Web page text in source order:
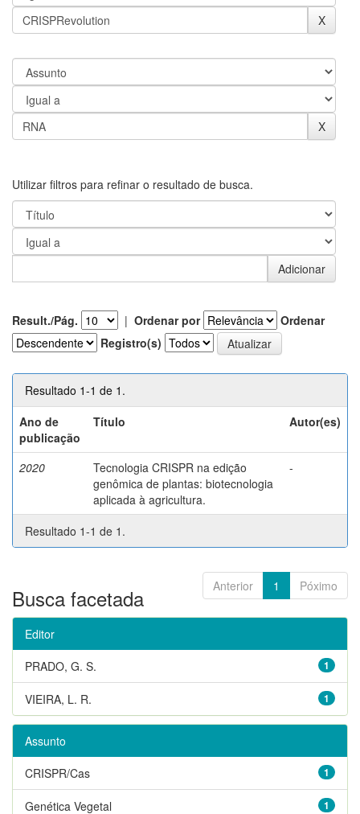
Utilizar filtros para refinar o resultado de busca.
Result./Pág. | Ordenar por
Ordenar
Registro(s)
Resultado 1-1 de 1.
Ano de
publicação
Título Autor(es)
2020
Tecnologia CRISPR na edição
genômica de plantas: biotecnologia
aplicada à agricultura.
-
Resultado 1-1 de 1.
Anterior 1 Póximo
Busca facetada
Editor
1
PRADO, G. S.
1
VIEIRA, L. R.
Assunto
1
CRISPR/Cas
1
Genética Vegetal